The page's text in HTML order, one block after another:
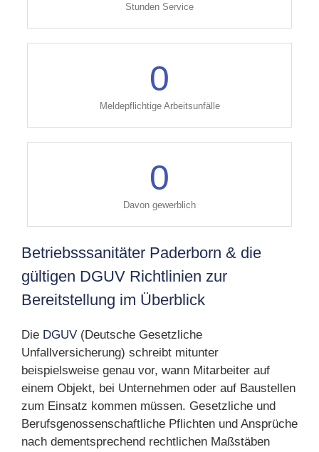
Stunden Service
0
Meldepflichtige Arbeitsunfälle
0
Davon gewerblich
Betriebsssanitäter Paderborn & die
gültigen DGUV Richtlinien zur
Bereitstellung im Überblick
Die DGUV (Deutsche Gesetzliche
Unfallversicherung) schreibt mitunter
beispielsweise genau vor, wann Mitarbeiter auf
einem Objekt, bei Unternehmen oder auf Baustellen
zum Einsatz kommen müssen. Gesetzliche und
Berufsgenossenschaftliche Pflichten und Ansprüche
nach dementsprechend rechtlichen Maßstäben